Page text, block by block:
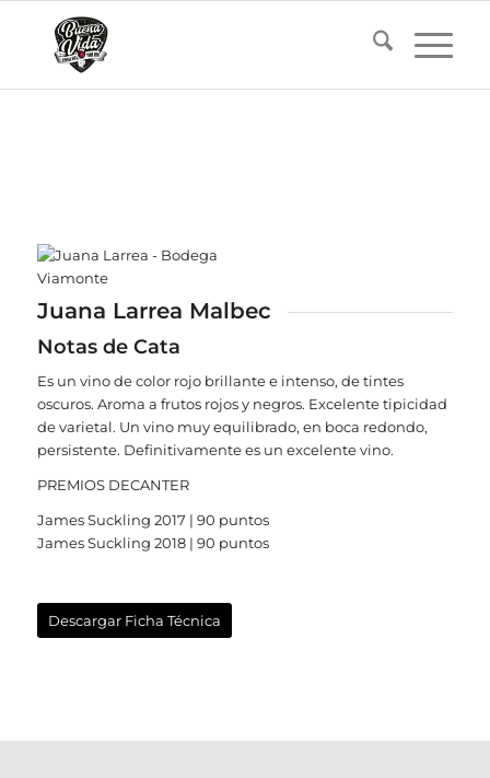
Juana Larrea Malbec
Notas de Cata
Es un vino de color rojo brillante e intenso, de tintes
oscuros. Aroma a frutos rojos y negros. Excelente tipicidad
de varietal. Un vino muy equilibrado, en boca redondo,
persistente. Definitivamente es un excelente vino.
PREMIOS DECANTER
James Suckling 2017 | 90 puntos
James Suckling 2018 | 90 puntos
Descargar Ficha Técnica